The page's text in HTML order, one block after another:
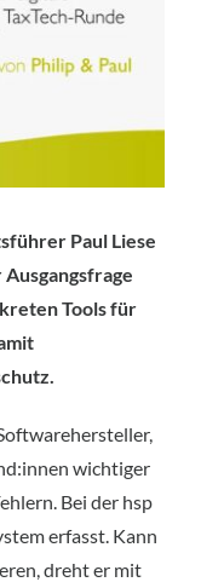
Paul Liese
Tools für
wichtiger
Bei der hsp
erfasst. Kann
dreht er mit